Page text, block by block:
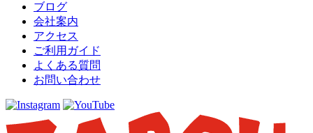
ブログ
会社案内
アクセス
ご利用ガイド
よくある質問
お問い合わせ